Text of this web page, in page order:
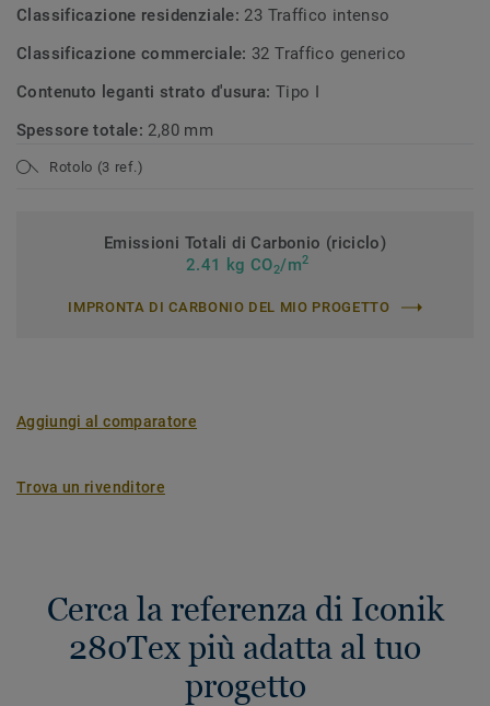
Classificazione residenziale: 23 Traffico intenso
Classificazione commerciale: 32 Traffico generico
Contenuto leganti strato d'usura: Tipo I
Spessore totale: 2,80 mm
Rotolo (3 ref.)
Emissioni Totali di Carbonio (riciclo)
2.41 kg CO2/m2
IMPRONTA DI CARBONIO DEL MIO PROGETTO
Aggiungi al comparatore
Trova un rivenditore
Cerca la referenza di Iconik
280Tex più adatta al tuo
progetto